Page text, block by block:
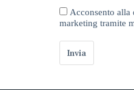
Acconsento
marketing tramite
Invia